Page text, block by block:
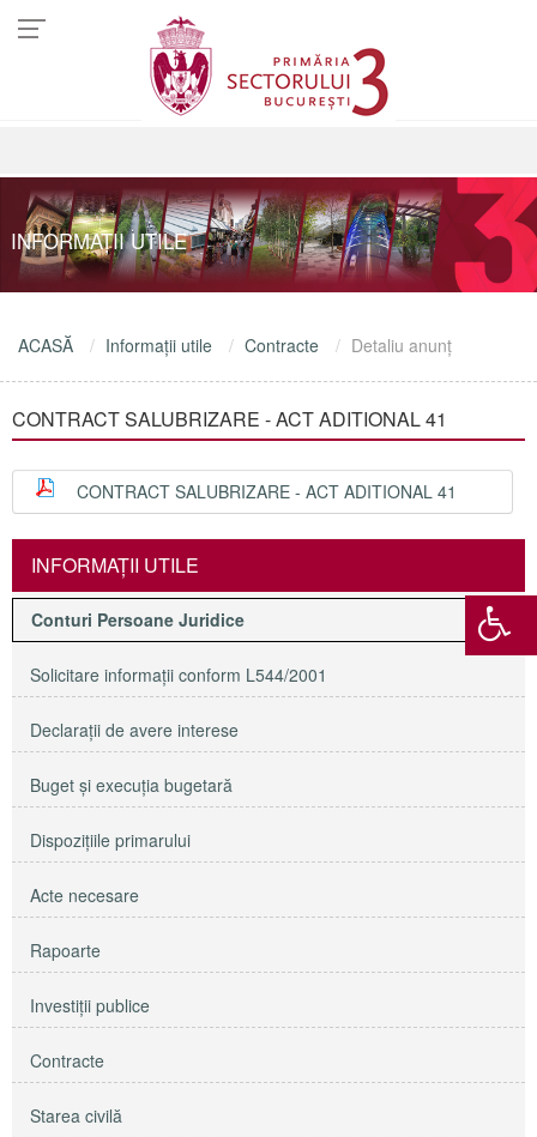
INFORMAŢII UTILE
ACASĂ Informaţii utile Contracte Detaliu anunţ
CONTRACT SALUBRIZARE - ACT ADITIONAL 41
CONTRACT SALUBRIZARE - ACT ADITIONAL 41
INFORMAŢII UTILE
Conturi Persoane Juridice
Solicitare informaţii conform L544/2001
Declaraţii de avere interese
Buget şi execuţia bugetară
Dispoziţiile primarului
Acte necesare
Rapoarte
Investiţii publice
Contracte
Starea civilă